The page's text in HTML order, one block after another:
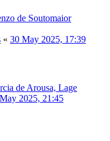
de Soutomaior
« 30 May 2025, 17:39
de Arousa, Lage
2025, 21:45